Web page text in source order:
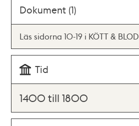
Dokument (1)
Läs sidorna 10-19 i KÖTT & BLOD
Tid
1400 till 1800